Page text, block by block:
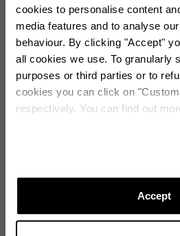
cookies to personalise content
media features and to analyse
behaviour. By clicking "Accept"
all cookies we use. To granularly
purposes or third parties or to
cookies you can click on
respectively. You can find out
Accept
Bleibe immer auf
Plexi Sandalen mit minimaler
Absatz und für den Naked
aus Leder in Schlangenoptik
dynamischen neoklassischen
wie vor der Star - allerdings in
mit leuchtenden
Abendmodellen, wie dem